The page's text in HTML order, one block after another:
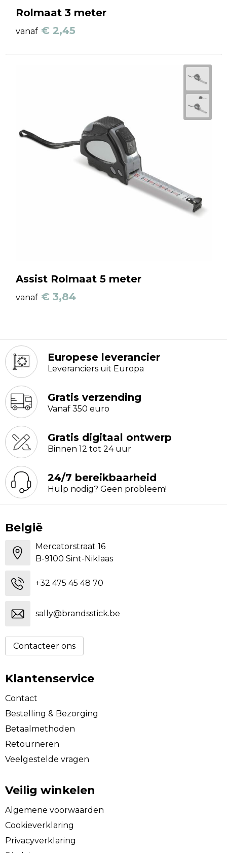
Rolmaat 3 meter
vanaf € 2,45
Assist Rolmaat 5 meter
vanaf € 3,84
Europese leverancier
Leveranciers uit Europa
Gratis verzending
Vanaf 350 euro
Gratis digitaal ontwerp
Binnen 12 tot 24 uur
24/7 bereikbaarheid
Hulp nodig? Geen probleem!
België
Mercatorstraat 16
B-9100 Sint-Niklaas
+32 475 45 48 70
sally@brandsstick.be
Contacteer ons
Klantenservice
Contact
Bestelling & Bezorging
Betaalmethoden
Retourneren
Veelgestelde vragen
Veilig winkelen
Algemene voorwaarden
Cookieverklaring
Privacyverklaring